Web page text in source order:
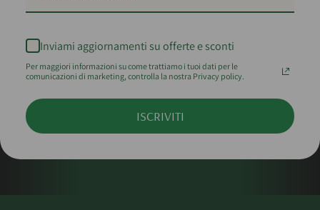
Inviami aggiornamenti su offerte e sconti
Per maggiori informazioni su come trattiamo i tuoi dati per le
comunicazioni di marketing, controlla la nostra Privacy policy.
ISCRIVITI